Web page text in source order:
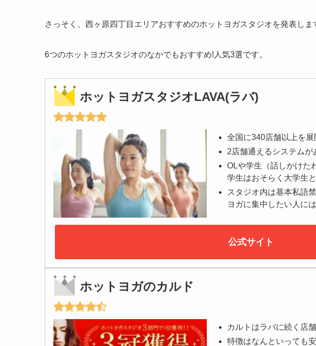
さっそく、西ヶ原四丁目エリアおすすめのホットヨガスタジオを発表しま
6つのホットヨガスタジオのなかでもおすすめ!人気3選です。
ホットヨガスタジオLAVA(ラバ)
全国に340店舗以上を
2店舗通えるシステムが
OLや学生（話しかけた
学生はおそらく大学生
スタジオ内は基本私語
ヨガに集中したい人に
公式サイト
ホットヨガのカルド
カルトはラバに続く店
特徴はなんといっても